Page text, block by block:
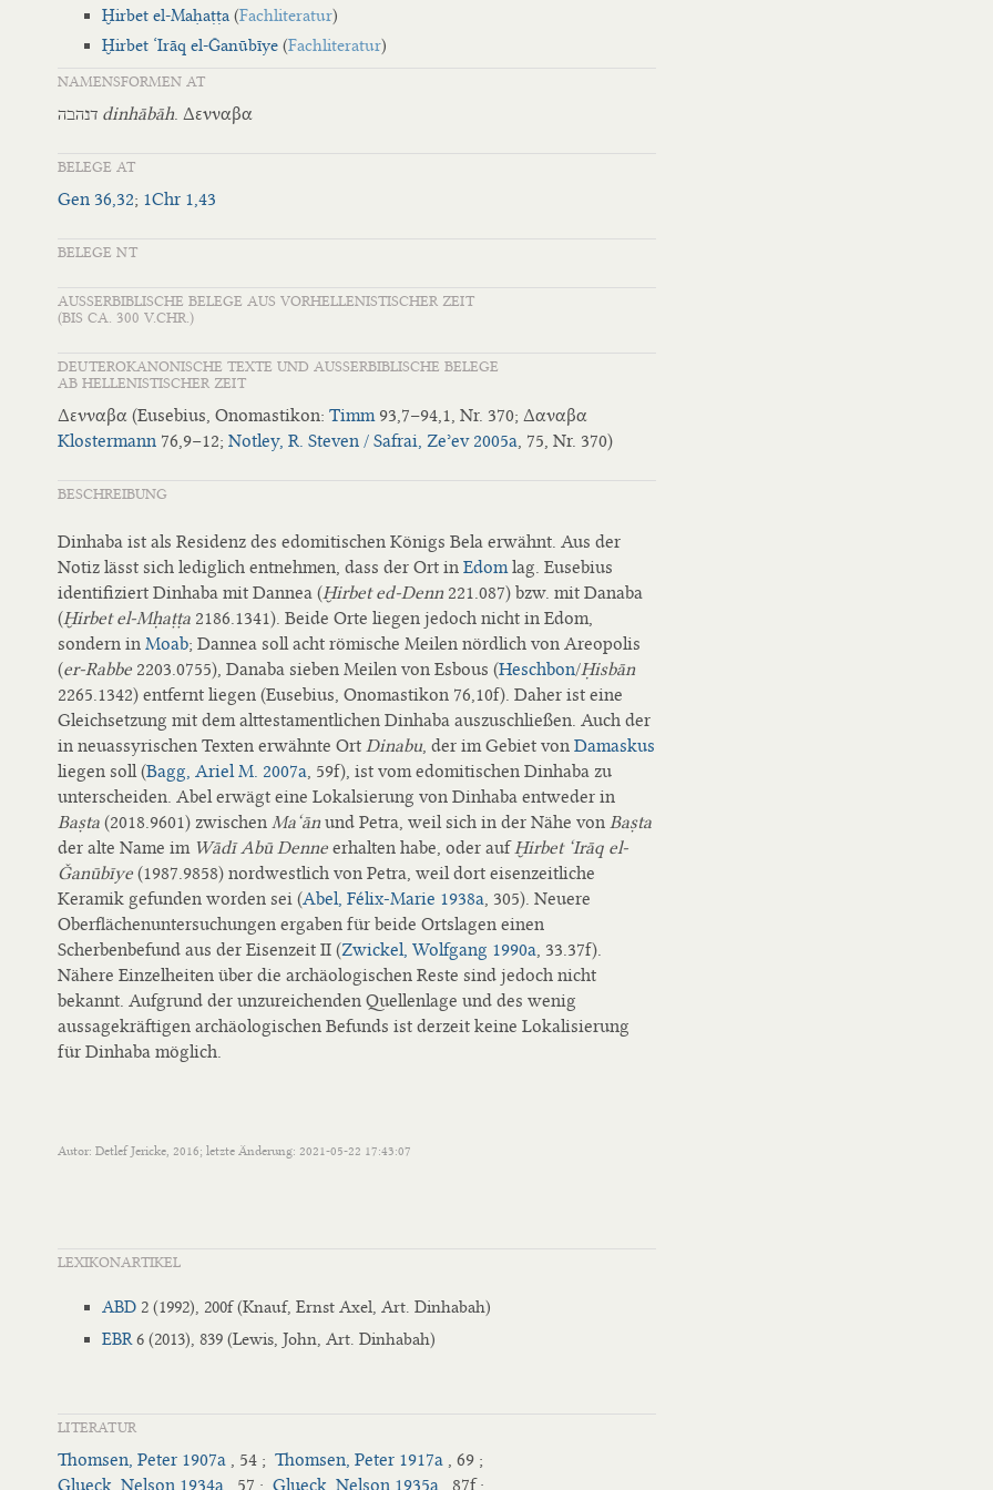
Ḫirbet el-Maḥaṭṭa (Fachliteratur)
Ḫirbet ‘Irāq el-Ǧanūbīye (Fachliteratur)
NAMENSFORMEN AT
dinhābāh. Δενναβα
BELEGE AT
Gen 36,32; 1Chr 1,43
BELEGE NT
AUSSERBIBLISCHE BELEGE AUS VORHELLENISTISCHER ZEIT
(BIS CA. 300 V.CHR.)
DEUTEROKANONISCHE TEXTE UND AUSSERBIBLISCHE BELEGE
AB HELLENISTISCHER ZEIT
Δενναβα (Eusebius, Onomastikon: Timm93,7–94,1, Nr. 370; Δαναβα
Klostermann 76,9−12; Notley, R. Steven / Safrai, Zeʾev 2005a, 75, Nr. 370)
BESCHREIBUNG
Dinhaba ist als Residenz des edomitischen Königs Bela erwähnt. Aus der
Notiz lässt sich lediglich entnehmen, dass der Ort in Edomlag. Eusebius
identifiziert Dinhaba mit Dannea (Ḫirbet ed-Denn 221.087) bzw. mit Danaba
(Ḫirbet el-Mḥaṭṭa 2186.1341). Beide Orte liegen jedoch nicht in Edom,
sondern in Moab; Dannea soll acht römische Meilen nördlich von Areopolis
(er-Rabbe 2203.0755), Danaba sieben Meilen von Esbous (Heschbon/Ḥisbān
2265.1342) entfernt liegen (Eusebius, Onomastikon 76,10f). Daher ist eine
Gleichsetzung mit dem alttestamentlichen Dinhaba auszuschließen. Auch der
in neuassyrischen Texten erwähnte Ort Dinabu, der im Gebiet von Damaskus
liegen soll (Bagg, Ariel M. 2007a, 59f), ist vom edomitischen Dinhaba zu
unterscheiden. Abel erwägt eine Lokalsierung von Dinhaba entweder in
Baṣta (2018.9601) zwischen Ma‘ān und Petra, weil sich in der Nähe von Baṣta
der alte Name im Wādī Abū Denne erhalten habe, oder aufḪirbet ‘Irāq el-
Ǧanūbīye (1987.9858) nordwestlich von Petra, weil dort eisenzeitliche
Keramik gefunden worden sei (Abel, Félix-Marie 1938a, 305). Neuere
Oberflächenuntersuchungen ergaben für beide Ortslagen einen
Scherbenbefund aus der Eisenzeit II (Zwickel, Wolfgang 1990a, 33.37f).
Nähere Einzelheiten über die archäologischen Reste sind jedoch nicht
bekannt. Aufgrund der unzureichenden Quellenlage und des wenig
aussagekräftigen archäologischen Befunds ist derzeit keine Lokalisierung
für Dinhaba möglich.
Autor: Detlef Jericke, 2016; letzte Änderung: 2021-05-22 17:43:07
LEXIKONARTIKEL
ABD 2 (1992), 200f (Knauf, Ernst Axel, Art. Dinhabah)
EBR6 (2013), 839 (Lewis, John, Art. Dinhabah)
LITERATUR
Thomsen, Peter 1907a , 54 ; Thomsen, Peter 1917a , 69 ;
Glueck, Nelson 1934a , 57 ; Glueck, Nelson 1935a , 87f ;